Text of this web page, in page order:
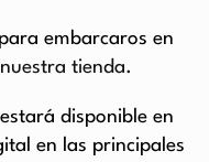
embarcaros en
tienda.
disponible en
en las principales